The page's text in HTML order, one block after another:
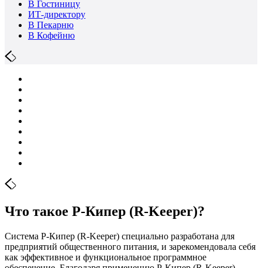
В Гостиницу
ИТ-директору
В Пекарню
В Кофейню
Что такое Р-Кипер (R-Keeper)?
Система Р-Кипер (R-Keeper) специально разработана для
предприятий общественного питания, и зарекомендовала себя
как эффективное и функциональное программное